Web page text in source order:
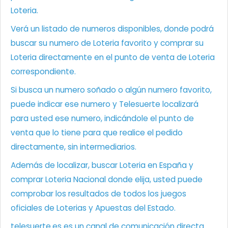
Loteria.
Verá un listado de numeros disponibles, donde podrá
buscar su numero de Loteria favorito y comprar su
Loteria directamente en el punto de venta de Loteria
correspondiente.
Si busca un numero soñado o algún numero favorito,
puede indicar ese numero y Telesuerte localizará
para usted ese numero, indicándole el punto de
venta que lo tiene para que realice el pedido
directamente, sin intermediarios.
Además de localizar, buscar Loteria en España y
comprar Loteria Nacional donde elija, usted puede
comprobar los resultados de todos los juegos
oficiales de Loterias y Apuestas del Estado.